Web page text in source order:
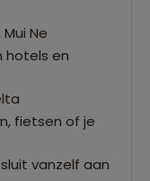
Ne
hotels en
fietsen of je
vanzelf aan